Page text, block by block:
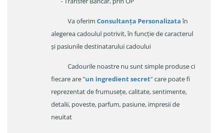
Va oferim Consultanța Personalizataîn
alegerea cadoulul potrivit, în funcție de caracterul
și pasiunile destinatarului cadoului
Cadourile noastre nu sunt simple produse ci
fiecare are "un ingredient secret" care poate fi
reprezentat de frumusețe, calitate, sentimente,
detalii, poveste, parfum, pasiune, impresii de
neuitat